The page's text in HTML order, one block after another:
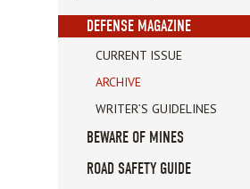
DEFENSE MAGAZINE
CURRENT ISSUE
ARCHIVE
WRITER’S GUIDELINES
BEWARE OF MINES
ROAD SAFETY GUIDE